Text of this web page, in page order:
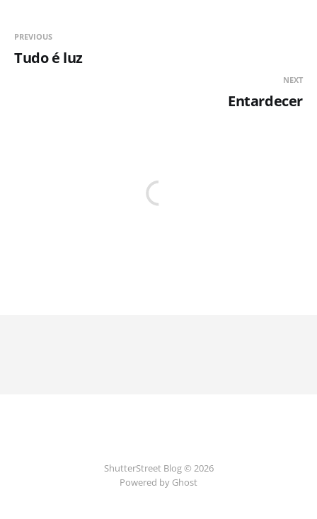
PREVIOUS
Tudo é luz
NEXT
Entardecer
ShutterStreet Blog © 2026
Powered by Ghost